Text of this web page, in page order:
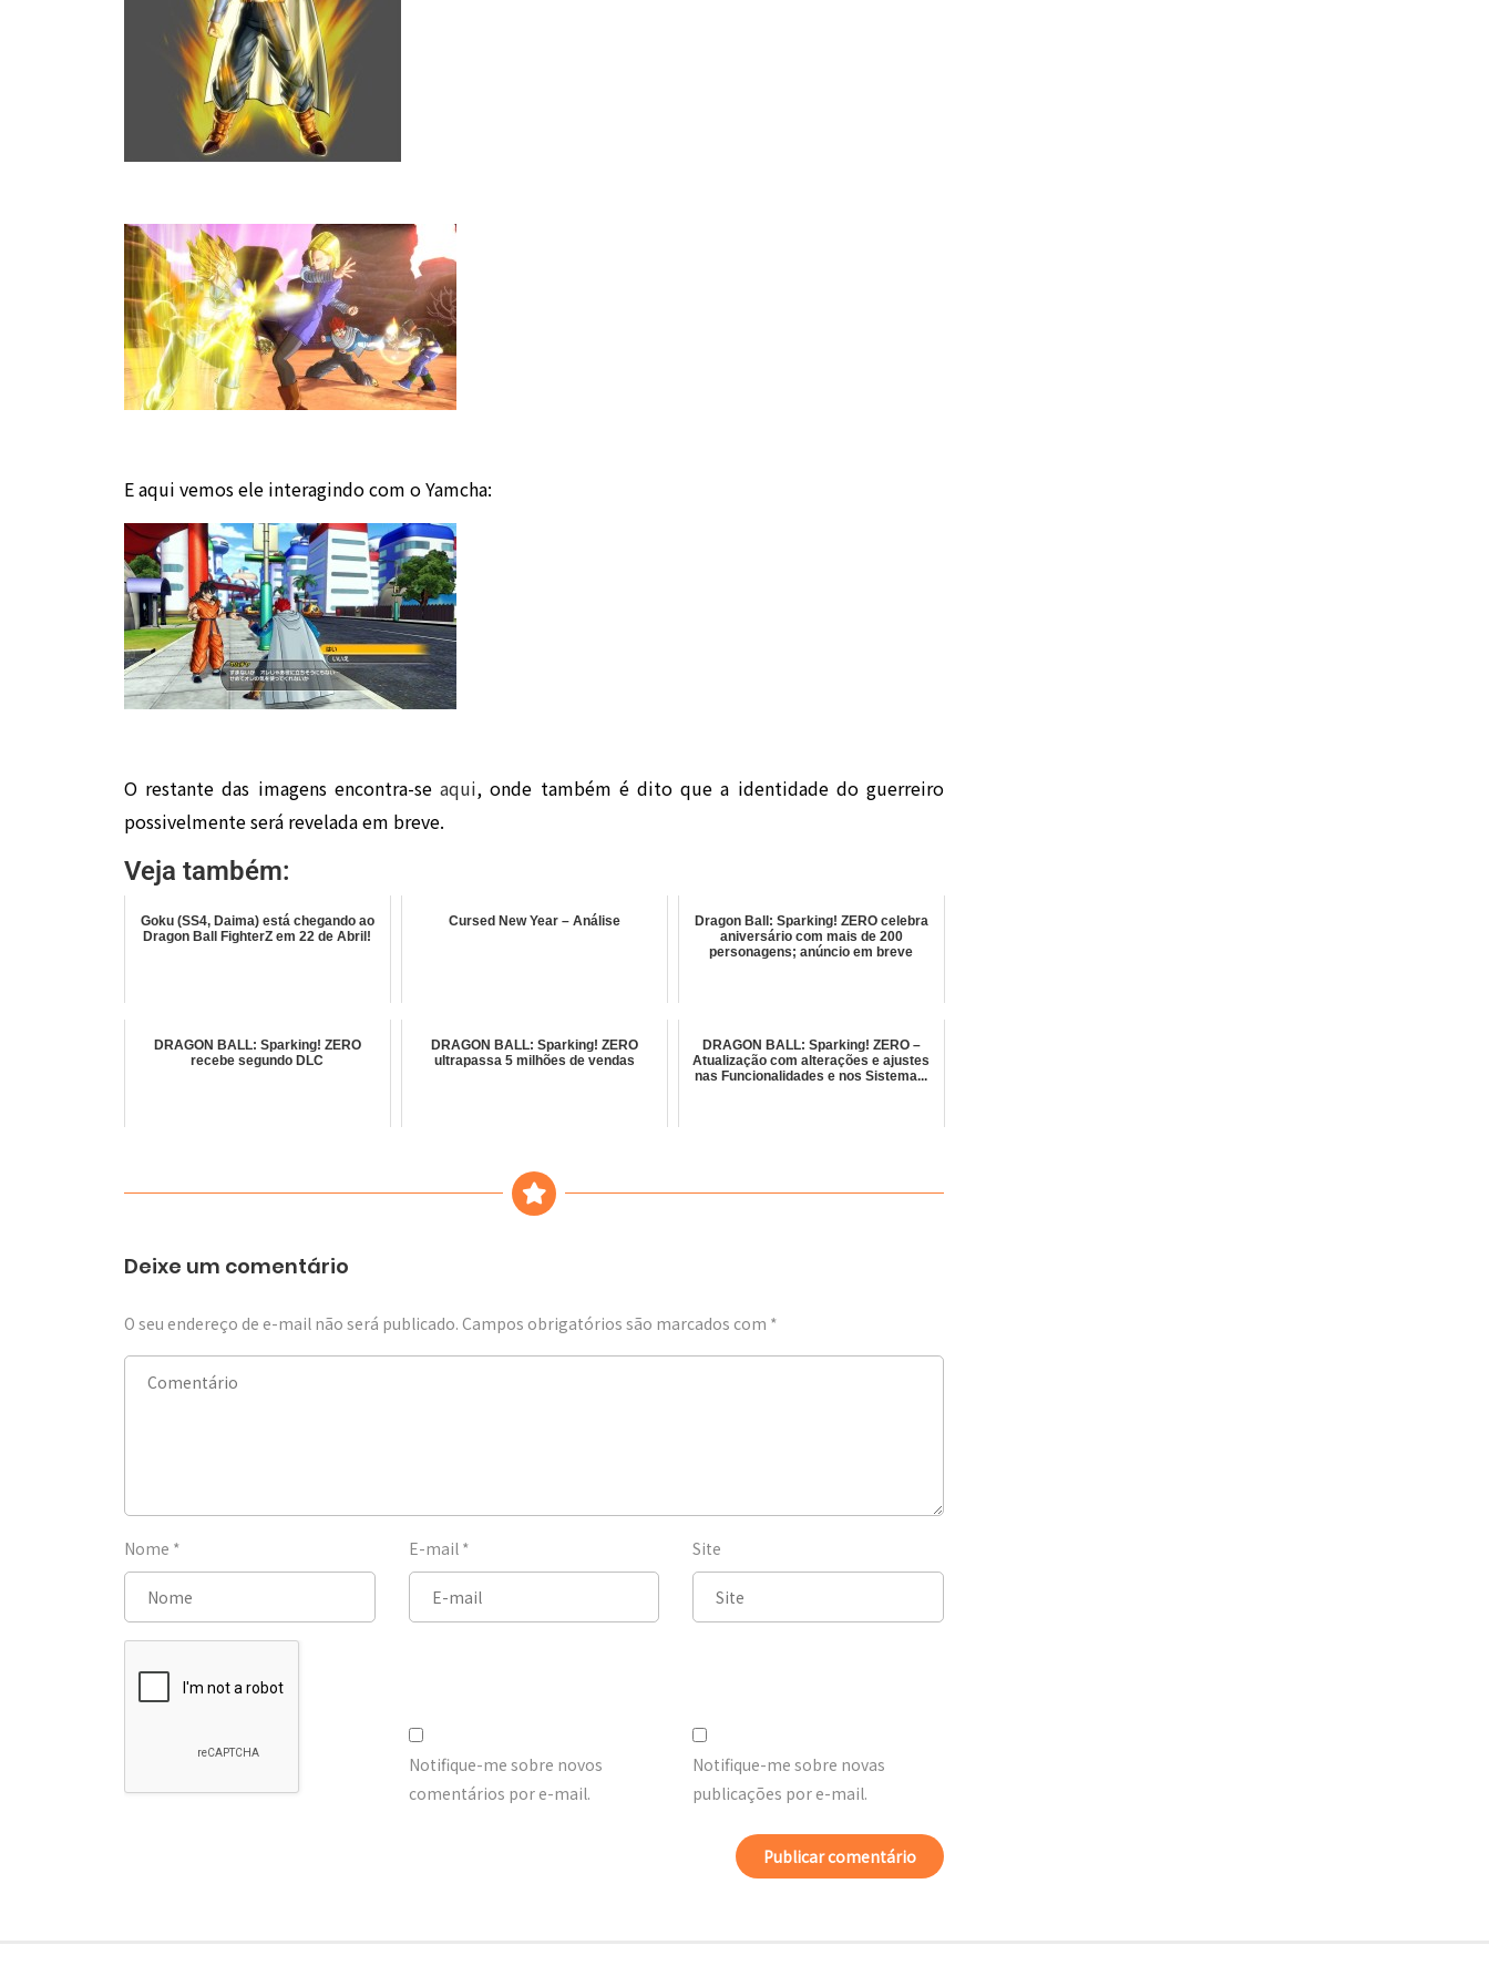
E aqui vemos ele interagindo com o Yamcha:
O restante das imagens encontra-seaqui, onde também é dito que a identidade do guerreiro
possivelmente será revelada em breve.
Veja também:
Goku (SS4, Daima) está chegando ao
Dragon Ball FighterZ em 22 de Abril!
Cursed New Year – Análise
Dragon Ball: Sparking! ZERO celebra
aniversário com mais de 200
personagens; anúncio em breve
DRAGON BALL: Sparking! ZERO
recebe segundo DLC
DRAGON BALL: Sparking! ZERO
ultrapassa 5 milhões de vendas
DRAGON BALL: Sparking! ZERO –
Atualização com alterações e ajustes
nas Funcionalidades e nos Sistema...
Deixe um comentário
O seu endereço de e-mail não será publicado. Campos obrigatórios são marcados com *
Nome * E-mail * Site
Notifique-me sobre novos
comentários por e-mail.
Notifique-me sobre novas
publicações por e-mail.